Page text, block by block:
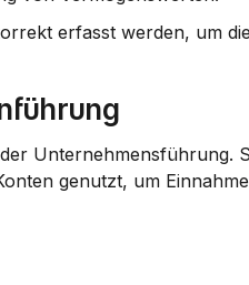
erfasst werden, um
Unternehmensführung.
genutzt, um